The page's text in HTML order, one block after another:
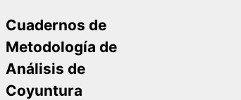
Cuadernos de
Metodología de
Análisis de
Coyuntura